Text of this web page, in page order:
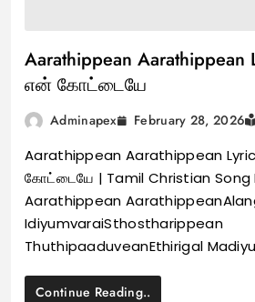
Aarathippean
என் கோட்டையே
Adminapex February 28, 2026
Aarathippean Aarathippean
கோட்டையே | Tamil Christian Song
Aarathippean
IdiyumvaraiSthostharippean
ThuthipaaduveanEthirigal
Continue Reading..